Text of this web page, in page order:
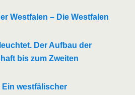
Westfalen – Die Westfalen
Der Aufbau der
bis zum Zweiten
Ein westfälischer